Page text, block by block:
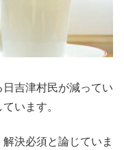
吉津村民が減ってい
います。
決必須と論じていま